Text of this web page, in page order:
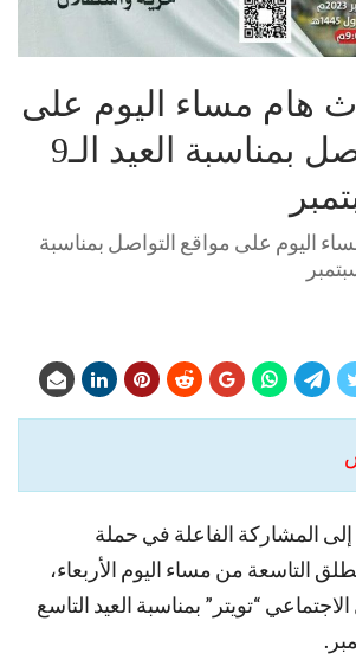
هام مساء اليوم على
مواقع التواصل بمناسبة العيد الـ9
اليوم على مواقع التواصل بمناسبة
المشاركة الفاعلة في حملة
التاسعة من مساء اليوم الأربعاء،
“تويتر” بمناسبة العيد التاسع